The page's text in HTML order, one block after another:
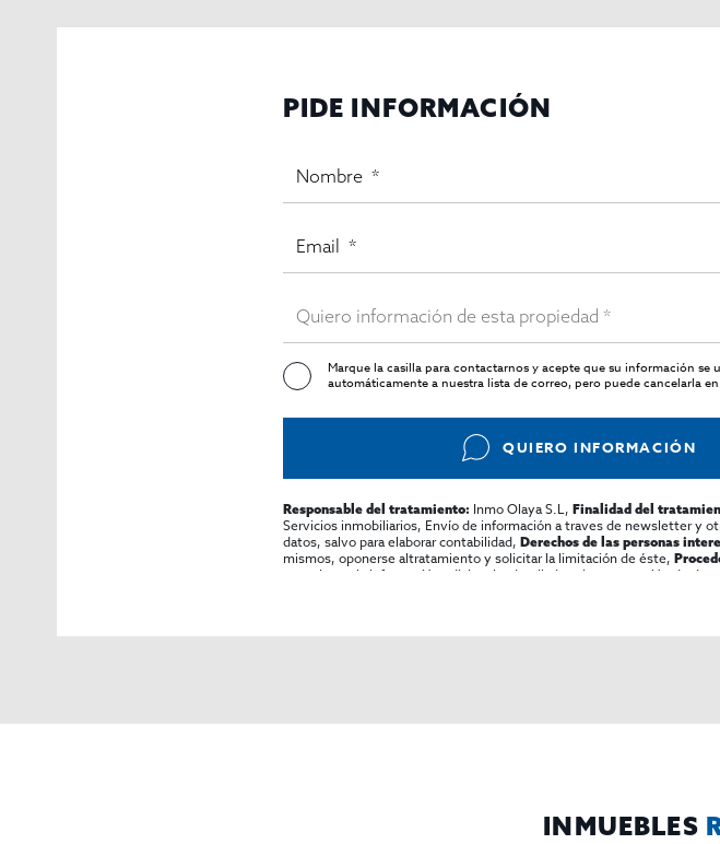
PIDE INFORMACIÓN
Marque la casilla para contactarnos y acepte que su información se
automáticamente a nuestra lista de correo, pero puede cancelarla
QUIERO INFORMACIÓN
Responsable del tratamiento: Inmo Olaya S.L, Finalidad del
Servicios inmobiliarios, Envío de información a traves de newsletter y
datos, salvo para elaborar contabilidad, Derechos de las personas
mismos, oponerse altratamiento y solicitar la limitación de éste,
consultarse la información adicional y detallada sobre protección de datos
INMUEBLES